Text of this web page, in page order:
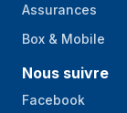
Assurances
Box & Mobile
Nous suivre
Facebook